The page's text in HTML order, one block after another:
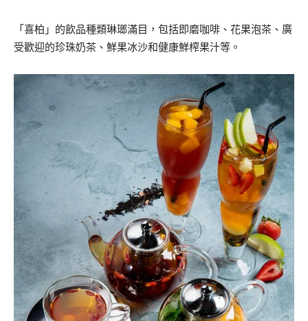
「喜柏」的飲品種類琳瑯滿目，包括即磨咖啡、花果泡茶、廣
受歡迎的珍珠奶茶、鮮果冰沙和健康鮮榨果汁等。